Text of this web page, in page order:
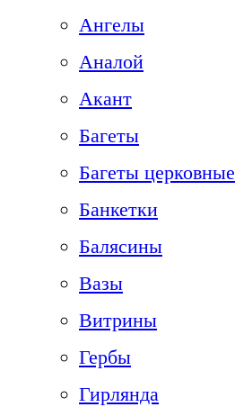
Ангелы
Аналой
Акант
Багеты
Багеты церковные
Банкетки
Балясины
Вазы
Витрины
Гербы
Гирлянда